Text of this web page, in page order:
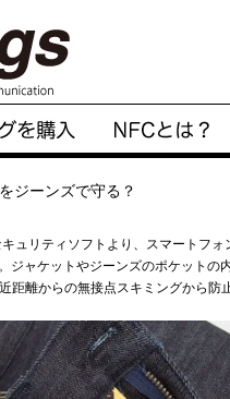
ジーンズで守る？
ュリティソフトより、スマートフ
ジャケットやジーンズのポケット
距離からの無接点スキミングから防